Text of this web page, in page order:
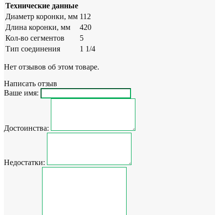
Технические данные
Диаметр коронки, мм 112
Длина коронки, мм
420
Кол-во сегментов
5
Тип соединения
1 1/4
Нет отзывов об этом товаре.
Написать отзыв
Ваше имя:
Достоинства:
Недостатки: